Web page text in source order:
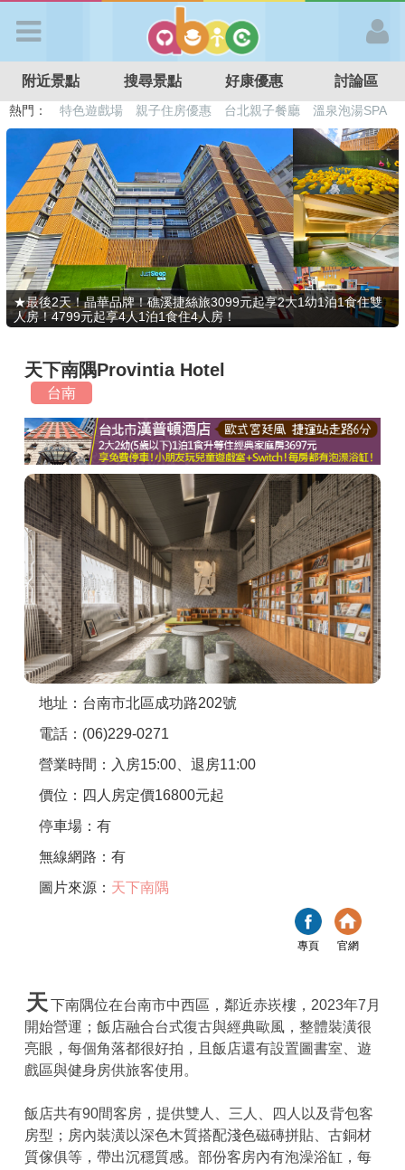
APP登入
首 頁
搜尋景點
好康優惠
最新消息
最新留言
商家合作
推薦景點
討論區
聯絡我們
APP下載
附近景點 搜尋景點 好康優惠 討論區
熱門： 溜滑梯民宿 觀光工廠 DIY摘果
日本親子景點
特色遊戲場
親子住房優惠 台北親子餐廳 溫泉泡湯SPA
★最後2天！晶華品牌！礁溪捷絲旅3099元起享2大1幼1泊1食住雙
人房！4799元起享4人1泊1食住4人房！
天下南隅Provintia Hotel
台南
地址：台南市北區成功路202號
電話：(06)229-0271
營業時間：入房15:00、退房11:00
價位：四人房定價16800元起
停車場：有
無線網路：有
圖片來源： 天下南隅
專頁 官網
天 下南隅位在台南市中西區，鄰近赤崁樓，2023年7月
開始營運；飯店融合台式復古與經典歐風，整體裝潢很
亮眼，每個角落都很好拍，且飯店還有設置圖書室、遊
戲區與健身房供旅客使用。
飯店共有90間客房，提供雙人、三人、四人以及背包客
房型；房內裝潢以深色木質搭配淺色磁磚拼貼、古銅材
質傢俱等，帶出沉穩質感。部份客房內有泡澡浴缸，每